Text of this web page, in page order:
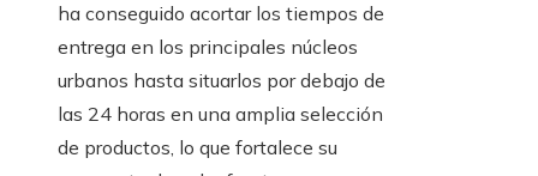
ha conseguido acortar los tiempos de
entrega en los principales núcleos
urbanos hasta situarlos por debajo de
las 24 horas en una amplia selección
de productos, lo que fortalece su